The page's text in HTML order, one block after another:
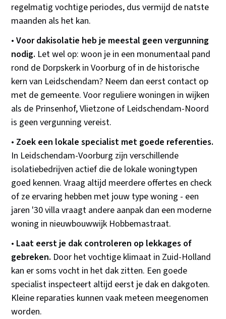
regelmatig vochtige periodes, dus vermijd de natste
maanden als het kan.
•Voor dakisolatie heb je meestal geen vergunning
nodig. Let wel op: woon je in een monumentaal pand
rond de Dorpskerk in Voorburg of in de historische
kern van Leidschendam? Neem dan eerst contact op
met de gemeente. Voor reguliere woningen in wijken
als de Prinsenhof, Vlietzone of Leidschendam-Noord
is geen vergunning vereist.
• Zoek een lokale specialist met goede referenties.
In Leidschendam-Voorburg zijn verschillende
isolatiebedrijven actief die de lokale woningtypen
goed kennen. Vraag altijd meerdere offertes en check
of ze ervaring hebben met jouw type woning - een
jaren '30 villa vraagt andere aanpak dan een moderne
woning in nieuwbouwwijk Hobbemastraat.
• Laat eerst je dak controleren op lekkages of
gebreken. Door het vochtige klimaat in Zuid-Holland
kan er soms vocht in het dak zitten. Een goede
specialist inspecteert altijd eerst je dak en dakgoten.
Kleine reparaties kunnen vaak meteen meegenomen
worden.